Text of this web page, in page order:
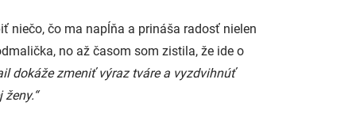
niečo, čo ma napĺňa a prináša radosť nielen
no až časom som zistila, že ide o
dokáže zmeniť výraz tváre a vyzdvihnúť